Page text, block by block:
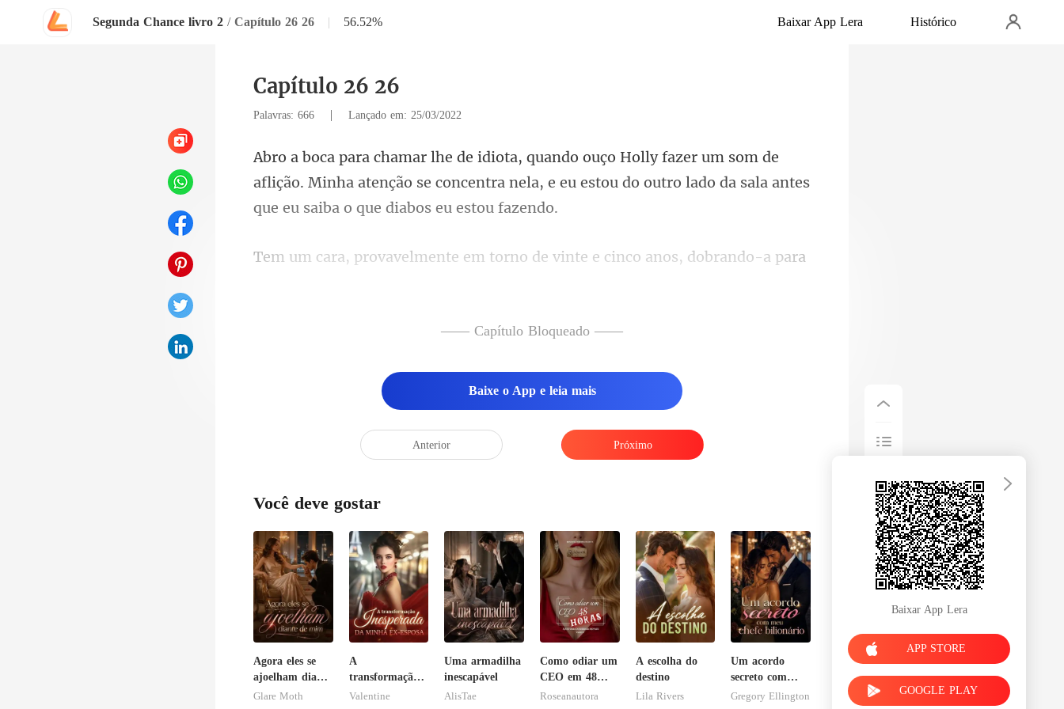
Segunda Chance livro 2 / Capítulo 26 26 | 56.52% Baixar App Lera Histórico
Capítulo 26 26
Palavras: 666 | Lançado em: 25/03/2022
som de
aflição. Minha atenção se concentra nela, e eu estou do o
e e cinco anos, dobrando-a para
—— Capítulo Bloqueado ——
Baixe o App e leia mais
Anterior Próximo
Você deve gostar
Agora eles se
ajoelham diante
de mim
Glare Moth
A
transformação
inesperada da
Valentine
Uma armadilha
inescapável
AlisTae
Como odiar um
CEO em 48
horas
Roseanautora
A escolha do
destino
Lila Rivers
Um acordo
secreto com
meu chefe
Gregory Ellington
Baixar App Lera
APP STORE
GOOGLE PLAY